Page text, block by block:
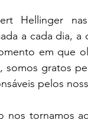
Hellinger
a cada dia, a
em que
somos gratos
pelos
nos tornamos